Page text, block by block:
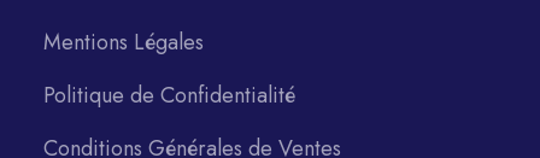
Mentions Légales
Politique de Confidentialité
Conditions Générales de Ventes